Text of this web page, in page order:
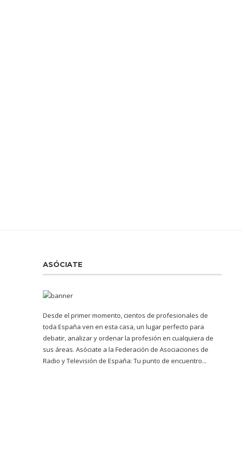
ASÓCIATE
Desde el primer momento, cientos de profesionales de
toda España ven en esta casa, un lugar perfecto para
debatir, analizar y ordenar la profesión en cualquiera de
sus áreas. Asóciate a la Federación de Asociaciones de
Radio y Televisión de España: Tu punto de encuentro...